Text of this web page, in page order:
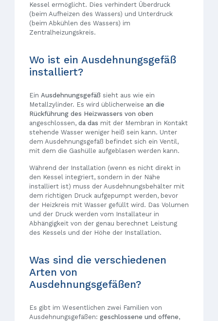
Kessel ermöglicht. Dies verhindert Überdruck
(beim Aufheizen des Wassers) und Unterdruck
(beim Abkühlen des Wassers) im
Zentralheizungskreis.
Wo ist ein Ausdehnungsgefäß
installiert?
Ein Ausdehnungsgefäß sieht aus wie ein
Metallzylinder. Es wird üblicherweise an die
Rückführung des Heizwassers von oben
angeschlossen, da das mit der Membran in Kontakt
stehende Wasser weniger heiß sein kann. Unter
dem Ausdehnungsgefäß befindet sich ein Ventil,
mit dem die Gashülle aufgeblasen werden kann.
Während der Installation (wenn es nicht direkt in
den Kessel integriert, sondern in der Nähe
installiert ist) muss der Ausdehnungsbehälter mit
dem richtigen Druck aufgepumpt werden, bevor
der Heizkreis mit Wasser gefüllt wird. Das Volumen
und der Druck werden vom Installateur in
Abhängigkeit von der genau berechnet Leistung
des Kessels und der Höhe der Installation.
Was sind die verschiedenen
Arten von
Ausdehnungsgefäßen?
Es gibt im Wesentlichen zwei Familien von
Ausdehnungsgefäßen: geschlossene und offene,